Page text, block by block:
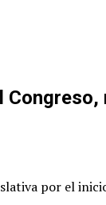
por el